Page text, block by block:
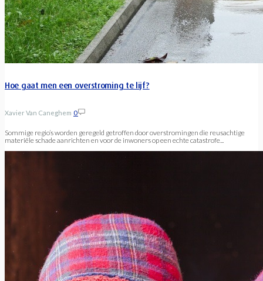
Hoe gaat men een overstroming te lijf?
Xavier Van Caneghem 0
Sommige regio’s worden geregeld getroffen door overstromingen die reusachtige
materiële schade aanrichten en voor de inwoners op een echte catastrofe...